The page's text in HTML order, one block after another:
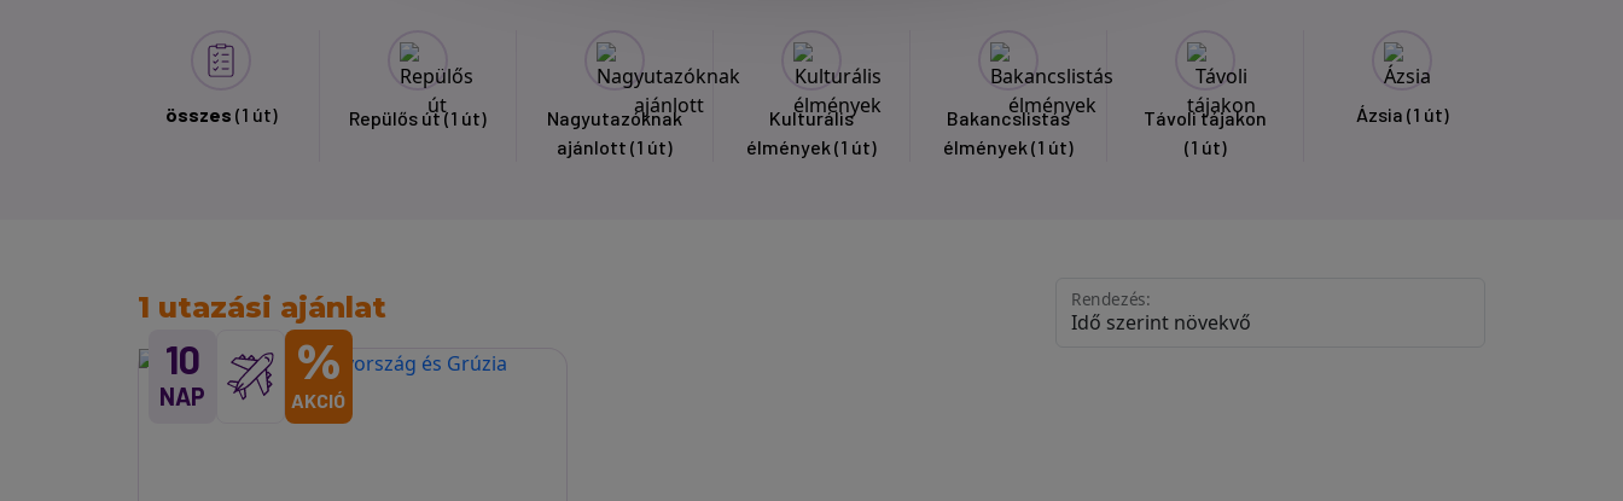
összes (1 út) Repülős út(1 út)
Nagyutazóknak
ajánlott (1 út)
Kulturális
élmények (1 út)
Bakancslistás
élmények (1 út)
Távoli tájakon
(1 út)
Ázsia (1 út)
1 utazási ajánlat Rendezés:
10
NAP
%
AKCIÓ